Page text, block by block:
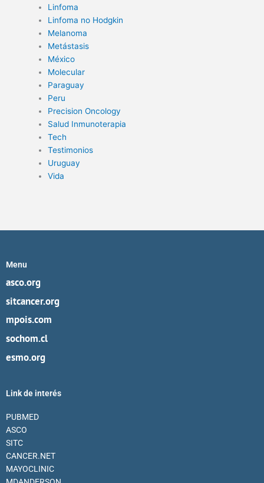
Linfoma
Linfoma no Hodgkin
Melanoma
Metástasis
México
Molecular
Paraguay
Peru
Precision Oncology
Salud Inmunoterapia
Tech
Testimonios
Uruguay
Vida
Menu
asco.org
sitcancer.org
mpois.com
sochom.cl
esmo.org
Link de interés
PUBMED
ASCO
SITC
CANCER.NET
MAYOCLINIC